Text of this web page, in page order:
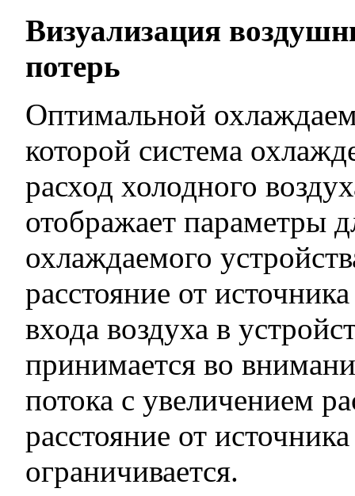
Визуализация
потерь
Оптимальной
которой система
расход холодного
отображает параметры
охлаждаемого
расстояние от
входа воздуха в
принимается во
потока с увеличением
расстояние от
ограничивается.